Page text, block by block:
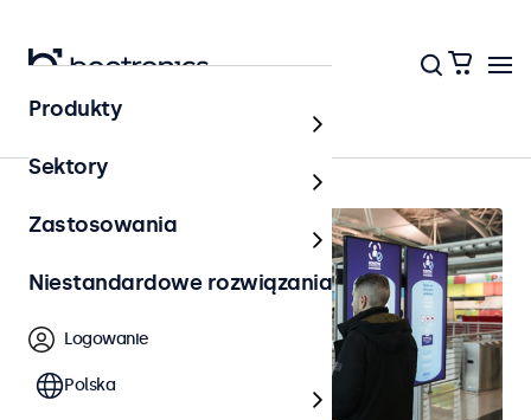
Strona główna
Produkty
Sektory
Zastosowania
Niestandardowe rozwiązania
Logowanie
Polska